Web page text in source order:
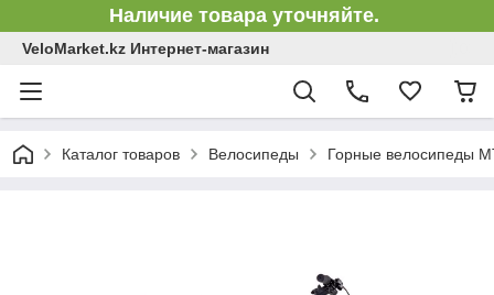
Наличие товара уточняйте.
VeloMarket.kz Интернет-магазин
Каталог товаров Велосипеды Горные велосипеды